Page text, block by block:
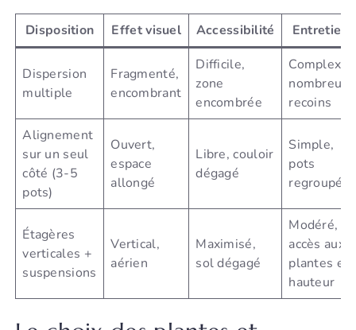
Disposition Effet visuel Accessibilité Entretien
Dispersion
multiple
Fragmenté,
encombrant
Difficile,
zone
encombrée
Complexe,
nombreux
recoins
Alignement
sur un seul
côté (3-5
pots)
Ouvert,
espace
allongé
Libre, couloir
dégagé
Simple,
pots
regroupés
Étagères
verticales +
suspensions
Vertical,
aérien
Maximisé,
sol dégagé
Modéré,
accès aux
plantes en
hauteur